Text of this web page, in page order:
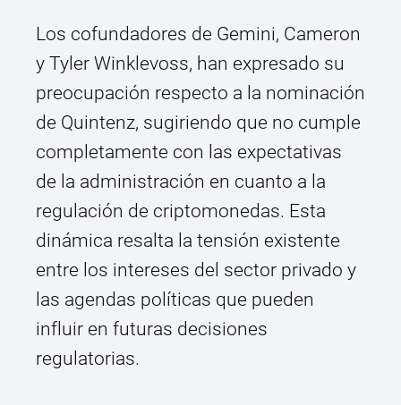
Los cofundadores de Gemini, Cameron
y Tyler Winklevoss, han expresado su
preocupación respecto a la nominación
de Quintenz, sugiriendo que no cumple
completamente con las expectativas
de la administración en cuanto a la
regulación de criptomonedas. Esta
dinámica resalta la tensión existente
entre los intereses del sector privado y
las agendas políticas que pueden
influir en futuras decisiones
regulatorias.